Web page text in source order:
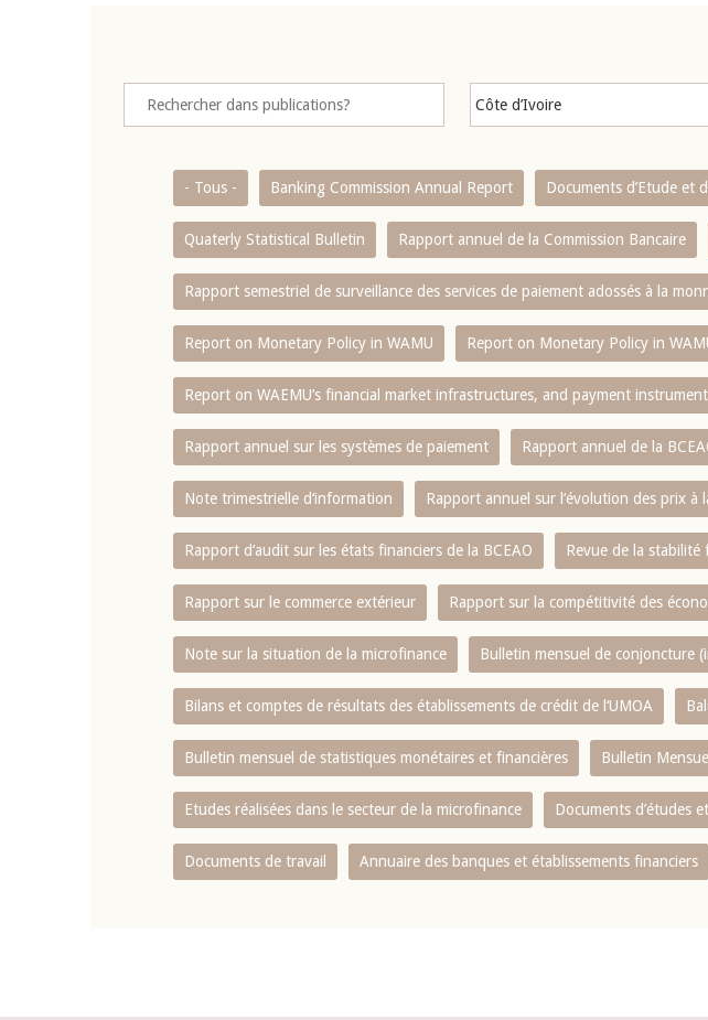
- Tous - Banking Commission Annual Report Documents d’Etude et
Quaterly Statistical Bulletin Rapport annuel de la Commission Bancaire
Rapport semestriel de surveillance des services de paiement adossés à la
Report on Monetary Policy in WAMU Report on Monetary Policy in
Report on WAEMU’s financial market infrastructures, and payment
Rapport annuel sur les systèmes de paiement Rapport annuel de la
Note trimestrielle d‘information Rapport annuel sur l‘évolution des prix à
Rapport d‘audit sur les états financiers de la BCEAO Revue de la stabilité
Rapport sur le commerce extérieur Rapport sur la compétitivité des
Note sur la situation de la microfinance Bulletin mensuel de conjoncture
Bilans et comptes de résultats des établissements de crédit de l‘UMOA
Bulletin mensuel de statistiques monétaires et financières Bulletin
Etudes réalisées dans le secteur de la microfinance Documents d’études
Documents de travail Annuaire des banques et établissements financiers